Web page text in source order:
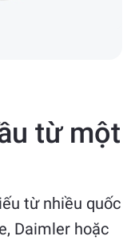
từ một
từ nhiều quốc
Daimler hoặc